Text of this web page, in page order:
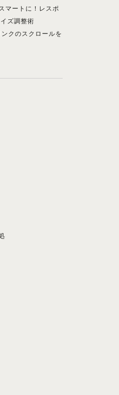
マートに！レスポ
ズ調整術
ンクのスクロールを